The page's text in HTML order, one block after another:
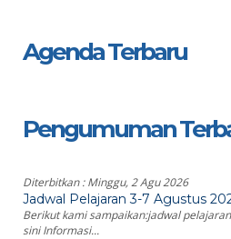
Agenda Terbaru
Pengumuman
Diterbitkan :Minggu, 2 Agu 2026
Jadwal Pelajaran 3-7 Agustus
Berikut kami sampaikan:jadwal
sini Informasi...